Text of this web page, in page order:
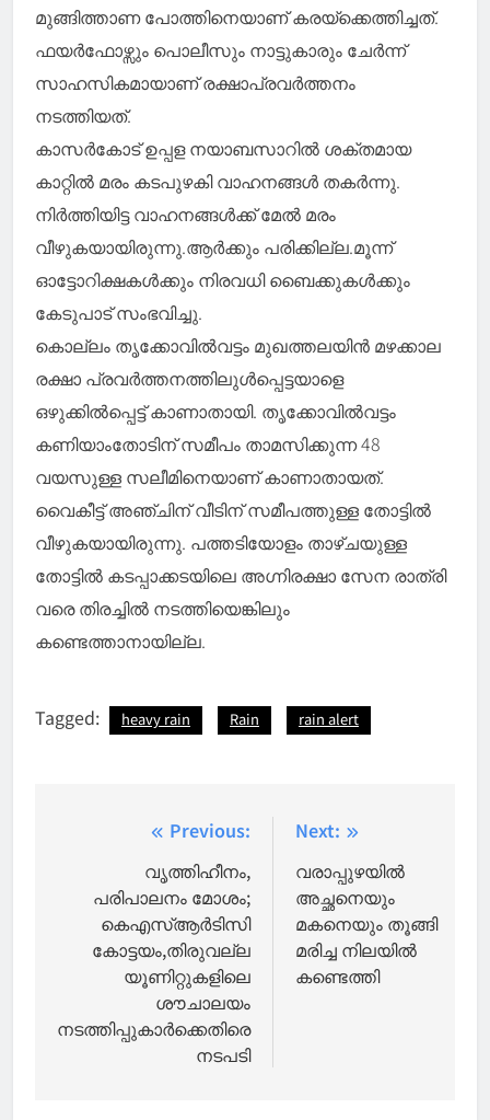
മുങ്ങിത്താണ പോത്തിനെയാണ് കരയ്ക്കെത്തിച്ചത്.
ഫയർഫോഴ്സും പൊലീസും നാട്ടുകാരും ചേർന്ന്
സാഹസികമായാണ് രക്ഷാപ്രവർത്തനം
നടത്തിയത്.
കാസർകോട് ഉപ്പള നയാബസാറിൽ ശക്തമായ
കാറ്റിൽ മരം കടപുഴകി വാഹനങ്ങൾ തകർന്നു.
നിർത്തിയിട്ട വാഹനങ്ങൾക്ക് മേൽ മരം
വീഴുകയായിരുന്നു.ആർക്കും പരിക്കില്ല.മൂന്ന്
ഓട്ടോറിക്ഷകൾക്കും നിരവധി ബൈക്കുകൾക്കും
കേടുപാട് സംഭവിച്ചു.
കൊല്ലം തൃക്കോവിൽവട്ടം മുഖത്തലയിൻ മഴക്കാല
രക്ഷാ പ്രവർത്തനത്തിലുൾപ്പെട്ടയാളെ
ഒഴുക്കിൽപ്പെട്ട് കാണാതായി. തൃക്കോവിൽവട്ടം
കണിയാംതോടിന് സമീപം താമസിക്കുന്ന 48
വയസുള്ള സലീമിനെയാണ് കാണാതായത്.
വൈകീട്ട് അഞ്ചിന് വീടിന് സമീപത്തുള്ള തോട്ടിൽ
വീഴുകയായിരുന്നു. പത്തടിയോളം താഴ്ചയുള്ള
തോട്ടിൽ കടപ്പാക്കടയിലെ അഗ്നിരക്ഷാ സേന രാത്രി
വരെ തിരച്ചിൽ നടത്തിയെങ്കിലും
കണ്ടെത്താനായില്ല.
Tagged: heavy rain Rain rain alert
navigation
Previous:
വൃത്തിഹീനം,
പരിപാലനം മോശം;
കെഎസ്ആർടിസി
കോട്ടയം,തിരുവല്ല
യൂണിറ്റുകളിലെ
ശൗചാലയം
നടത്തിപ്പുകാര്‍ക്കെതിരെ
നടപടി
Next:
വരാപ്പുഴയിൽ
അച്ഛനെയും
മകനെയും തൂങ്ങി
മരിച്ച നിലയിൽ
കണ്ടെത്തി